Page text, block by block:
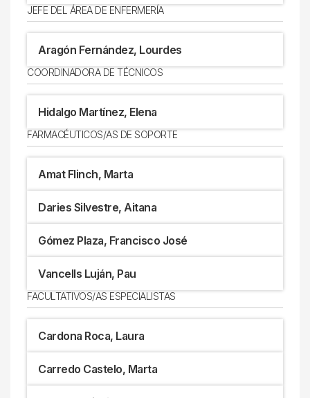
JEFE DEL ÁREA DE ENFERMERÍA
Aragón Fernández, Lourdes
COORDINADORA DE TÉCNICOS
Hidalgo Martínez, Elena
FARMACÉUTICOS/AS DE SOPORTE
Amat Flinch, Marta
Daries Silvestre, Aitana
Gómez Plaza, Francisco José
Vancells Luján, Pau
FACULTATIVOS/AS ESPECIALISTAS
Cardona Roca, Laura
Carredo Castelo, Marta